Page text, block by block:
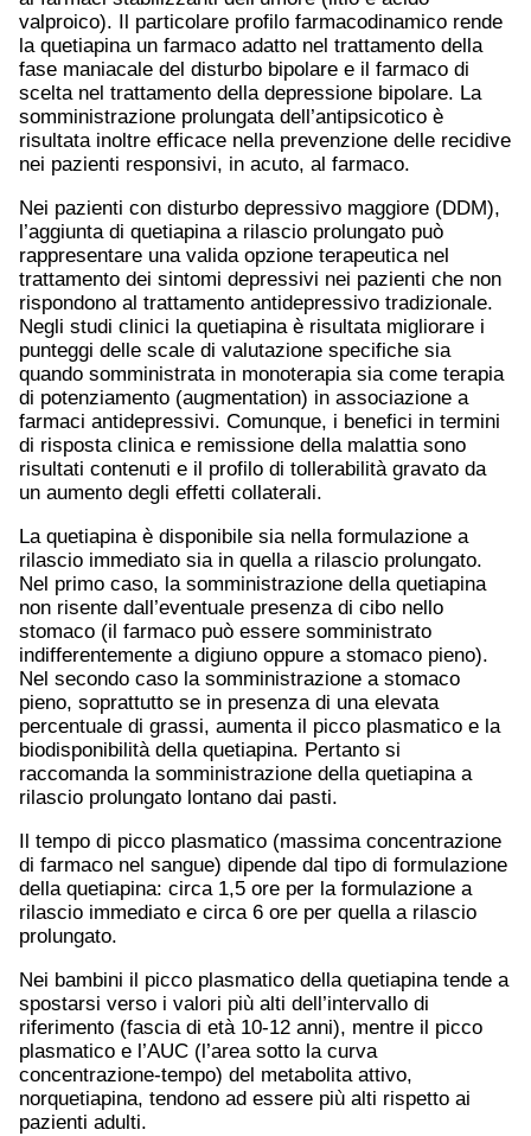
valproico). Il particolare profilo farmacodinamico rende
la quetiapina un farmaco adatto nel trattamento della
fase maniacale del disturbo bipolare e il farmaco di
scelta nel trattamento della depressione bipolare. La
somministrazione prolungata dell’antipsicotico è
risultata inoltre efficace nella prevenzione delle recidive
nei pazienti responsivi, in acuto, al farmaco.
Nei pazienti con disturbo depressivo maggiore (DDM),
l’aggiunta di quetiapina a rilascio prolungato può
rappresentare una valida opzione terapeutica nel
trattamento dei sintomi depressivi nei pazienti che non
rispondono al trattamento antidepressivo tradizionale.
Negli studi clinici la quetiapina è risultata migliorare i
punteggi delle scale di valutazione specifiche sia
quando somministrata in monoterapia sia come terapia
di potenziamento (augmentation) in associazione a
farmaci antidepressivi. Comunque, i benefici in termini
di risposta clinica e remissione della malattia sono
risultati contenuti e il profilo di tollerabilità gravato da
un aumento degli effetti collaterali.
La quetiapina è disponibile sia nella formulazione a
rilascio immediato sia in quella a rilascio prolungato.
Nel primo caso, la somministrazione della quetiapina
non risente dall’eventuale presenza di cibo nello
stomaco (il farmaco può essere somministrato
indifferentemente a digiuno oppure a stomaco pieno).
Nel secondo caso la somministrazione a stomaco
pieno, soprattutto se in presenza di una elevata
percentuale di grassi, aumenta il picco plasmatico e la
biodisponibilità della quetiapina. Pertanto si
raccomanda la somministrazione della quetiapina a
rilascio prolungato lontano dai pasti.
Il tempo di picco plasmatico (massima concentrazione
di farmaco nel sangue) dipende dal tipo di formulazione
della quetiapina: circa 1,5 ore per la formulazione a
rilascio immediato e circa 6 ore per quella a rilascio
prolungato.
Nei bambini il picco plasmatico della quetiapina tende a
spostarsi verso i valori più alti dell’intervallo di
riferimento (fascia di età 10-12 anni), mentre il picco
plasmatico e l’AUC (l’area sotto la curva
concentrazione-tempo) del metabolita attivo,
norquetiapina, tendono ad essere più alti rispetto ai
pazienti adulti.